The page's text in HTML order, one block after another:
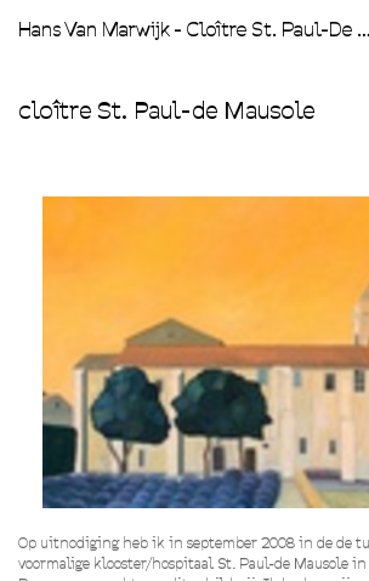
Hans Van Marwijk - Cloître St. Paul-De Mausole
cloître St. Paul-de Mausole
Op uitnodiging heb ik in september 2008 in de de
voormalige klooster/hospitaal St. Paul-de Mausole